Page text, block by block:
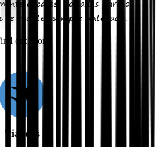
eficazes, voltadas para o
se manter sempre antenado.
out More
Viagens